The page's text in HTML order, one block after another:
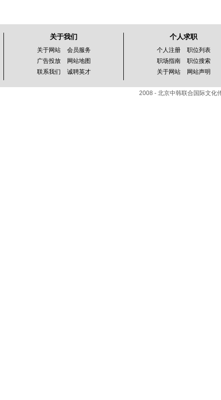
关于我们
关于网站
会员服务
广告投放
网站地图
联系我们
诚聘英才
个人求职
个人注册
职位列表
职场指南
职位搜索
关于网站
网站声明
2008 - 北京中韩联合国际文化